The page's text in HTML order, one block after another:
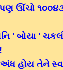
ઊંચો
' બોયા '
હોય તેને